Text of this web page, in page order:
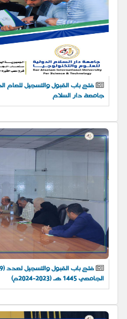
جامعة دار السلام
الجامعي 1445 هـ (2023-2024م)